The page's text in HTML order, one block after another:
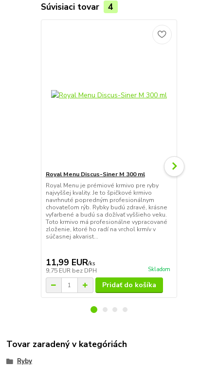
Súvisiaci tovar 4
Royal Menu Discus-Siner M 300 ml
Royal Menu je prémiové krmivo pre ryby
najvyššej kvality. Je to špičkové krmivo
navrhnuté popredným profesionálnym
chovateľom rýb. Rybky budú zdravé, krásne
vyfarbené a budú sa dožívať vyššieho veku.
Toto krmivo má profesionálne vypracované
zloženie, ktoré ho radí na vrchol krmív v
súčasnej akvarist...
11,99 EUR/ks
9,75 EUR bez DPH Skladom
Pridať do košíka
Tetra Min
Tovar zaradený v kategóriách
Ryby